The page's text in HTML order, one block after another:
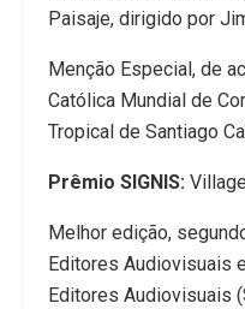
Paisaje, dirigido por
Menção Especial, de
Católica Mundial de
Tropical de Santiago
Prêmio SIGNIS:
Melhor edição,
Editores Audiovisuais
Editores Audiovisuais